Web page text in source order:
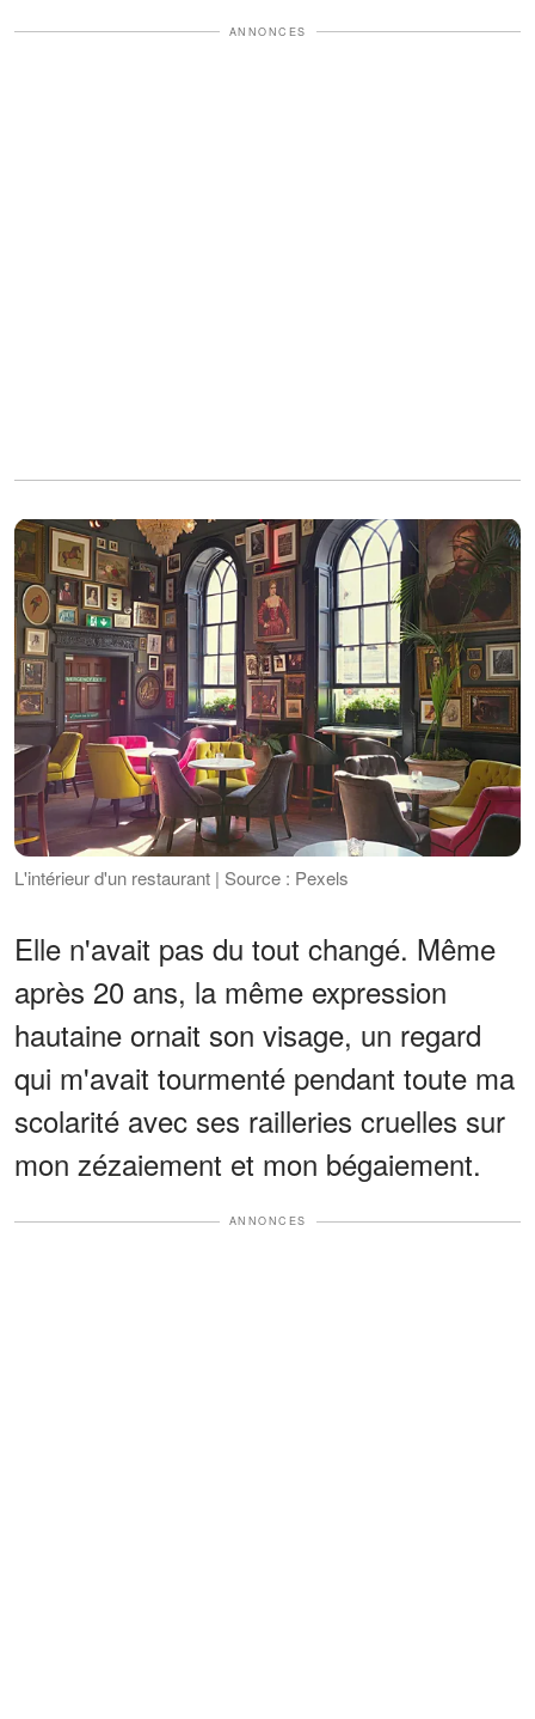
ANNONCES
L'intérieur d'un restaurant | Source : Pexels
Elle n'avait pas du tout changé. Même
après 20 ans, la même expression
hautaine ornait son visage, un regard
qui m'avait tourmenté pendant toute ma
scolarité avec ses railleries cruelles sur
mon zézaiement et mon bégaiement.
ANNONCES